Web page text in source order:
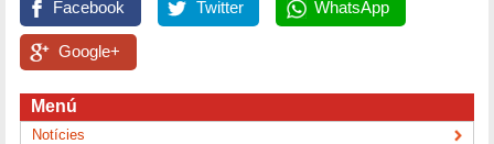
Facebook Twitter WhatsApp
Google+
Menú
Notícies